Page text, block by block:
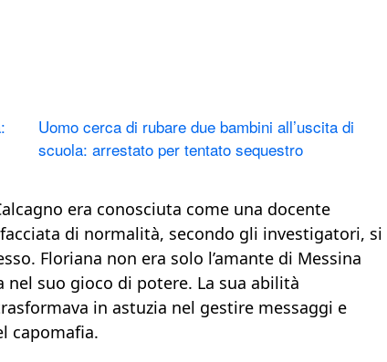
Uomo cerca di rubare due bambini all’uscita di
scuola: arrestato per tentato sequestro
era conosciuta come una docente
di normalità, secondo gli investigatori, si
Floriana non era solo l’amante di Messina
suo gioco di potere. La sua abilità
in astuzia nel gestire messaggi e
capomafia.